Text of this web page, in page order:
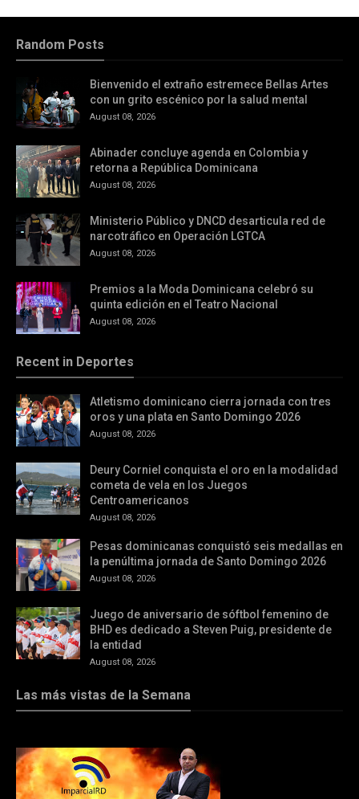
Random Posts
Bienvenido el extraño estremece Bellas Artes
con un grito escénico por la salud mental
August 08, 2026
Abinader concluye agenda en Colombia y
retorna a República Dominicana
August 08, 2026
Ministerio Público y DNCD desarticula red de
narcotráfico en Operación LGTCA
August 08, 2026
Premios a la Moda Dominicana celebró su
quinta edición en el Teatro Nacional
August 08, 2026
Recent in Deportes
Atletismo dominicano cierra jornada con tres
oros y una plata en Santo Domingo 2026
August 08, 2026
Deury Corniel conquista el oro en la modalidad
cometa de vela en los Juegos
Centroamericanos
August 08, 2026
Pesas dominicanas conquistó seis medallas en
la penúltima jornada de Santo Domingo 2026
August 08, 2026
Juego de aniversario de sóftbol femenino de
BHD es dedicado a Steven Puig, presidente de
la entidad
August 08, 2026
Las más vistas de la Semana